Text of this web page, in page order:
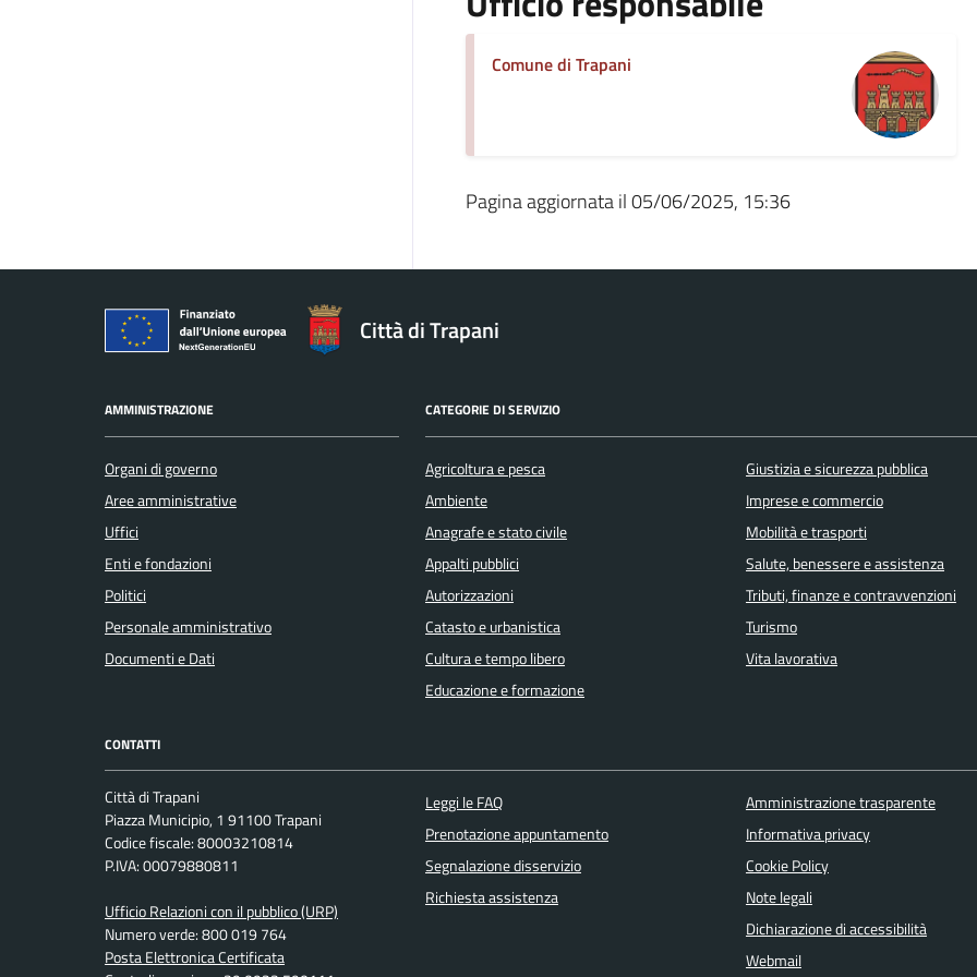
Comune di Trapani
Pagina aggiornata il 05/06/2025, 15:36
Città di Trapani
AMMINISTRAZIONE
Organi di governo
Aree amministrative
Uffici
Enti e fondazioni
Politici
Personale amministrativo
Documenti e Dati
CATEGORIE DI SERVIZIO
Agricoltura e pesca
Ambiente
Anagrafe e stato civile
Appalti pubblici
Autorizzazioni
Catasto e urbanistica
Cultura e tempo libero
Educazione e formazione
Giustizia e sicurezza pubblica
Imprese e commercio
Mobilità e trasporti
Salute, benessere e assistenza
Tributi, finanze e contravvenzioni
Turismo
Vita lavorativa
CONTATTI
Città di Trapani
Piazza Municipio, 1 91100 Trapani
Codice fiscale: 80003210814
P.IVA: 00079880811
Ufficio Relazioni con il pubblico (URP)
Numero verde: 800 019 764
Posta Elettronica Certificata
Leggi le FAQ
Prenotazione appuntamento
Segnalazione disservizio
Richiesta assistenza
Amministrazione trasparente
Informativa privacy
Cookie Policy
Note legali
Dichiarazione di accessibilità
Webmail